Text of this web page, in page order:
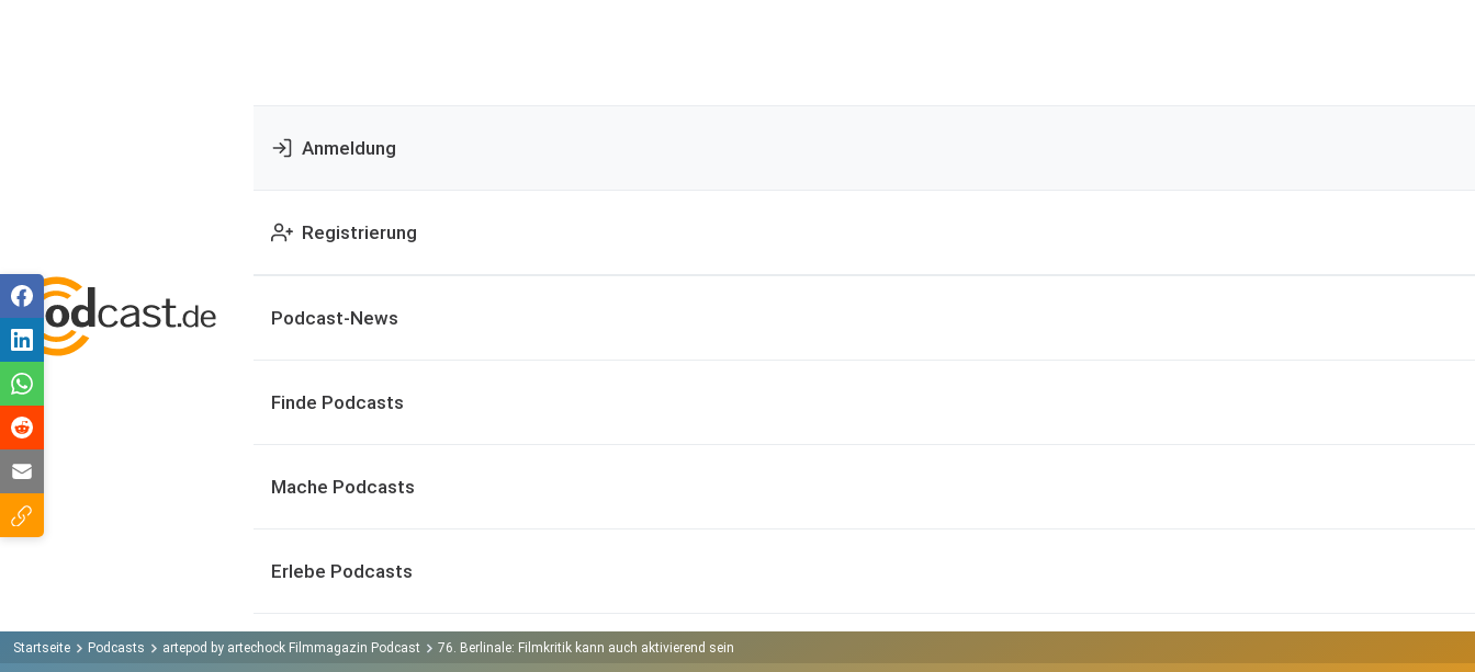
Anmeldung
Registrierung
Podcast-News
Finde Podcasts
Mache Podcasts
Erlebe Podcasts
Startseite Podcasts artepod by artechock Filmmagazin Podcast 76. Berlinale: Filmkritik kann auch aktivierend sein